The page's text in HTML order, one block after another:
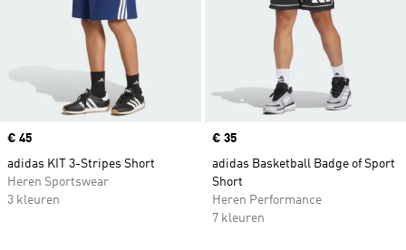
Price
€ 45
adidas KIT 3-Stripes Short
Heren Sportswear
3 kleuren
Price
€ 35
adidas Basketball Badge of Sport
Short
Heren Performance
7 kleuren